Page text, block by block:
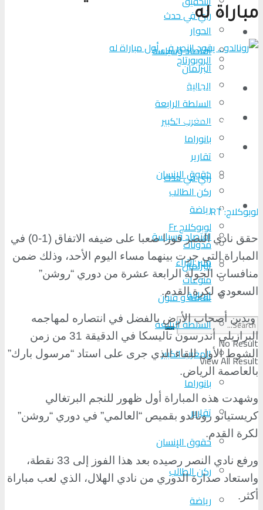
رأي في حدث
المزيد
اقتصاد وسياسة
البرلمان
الجالية
السلطة الرابعة
المغرب الكبير
بانوراما
تقارير
حقوق الإنسان
ركن الطالب
رياضة
لوبوكلاج Fr
مدونات
منبر الآراء
منوعات
ثقافة و فنون
No Result
View All Result
الحوار
الروبورتاج
تحلیل الأحداث
من عين المكان
لوبوكلاج TV
رأي في حدث
المزيد
اقتصاد وسياسة
البرلمان
الجالية
السلطة الرابعة
المغرب الكبير
بانوراما
تقارير
حقوق الإنسان
ركن الطالب
رياضة
مباراة له
لوبوكلاج: RT
حقق نادي النصر فوزا صعبا على ضيفه الاتفاق (1-0) في
المباراة التي جرت بينهما مساء اليوم الأحد، وذلك ضمن
منافسات الجولة الرابعة عشرة من دوري “روشن”
السعودي لكرة القدم.
ويدين أصحاب الأرض بالفضل في انتصاره لمهاجمه
البرازيلي أندرسون تاليسكا في الدقيقة 31 من زمن
الشوط الأول للقاء الذي جرى على استاد “مرسول بارك”
بالعاصمة الرياض.
وشهدت هذه المباراة أول ظهور للنجم البرتغالي
كريستيانو رونالدو بقميص “العالمي” في دوري “روشن”
لكرة القدم.
ورفع نادي النصر رصيده بعد هذا الفوز إلى 33 نقطة،
واستعاد صدارة الدوري من نادي الهلال، الذي لعب مباراة
أكثر .